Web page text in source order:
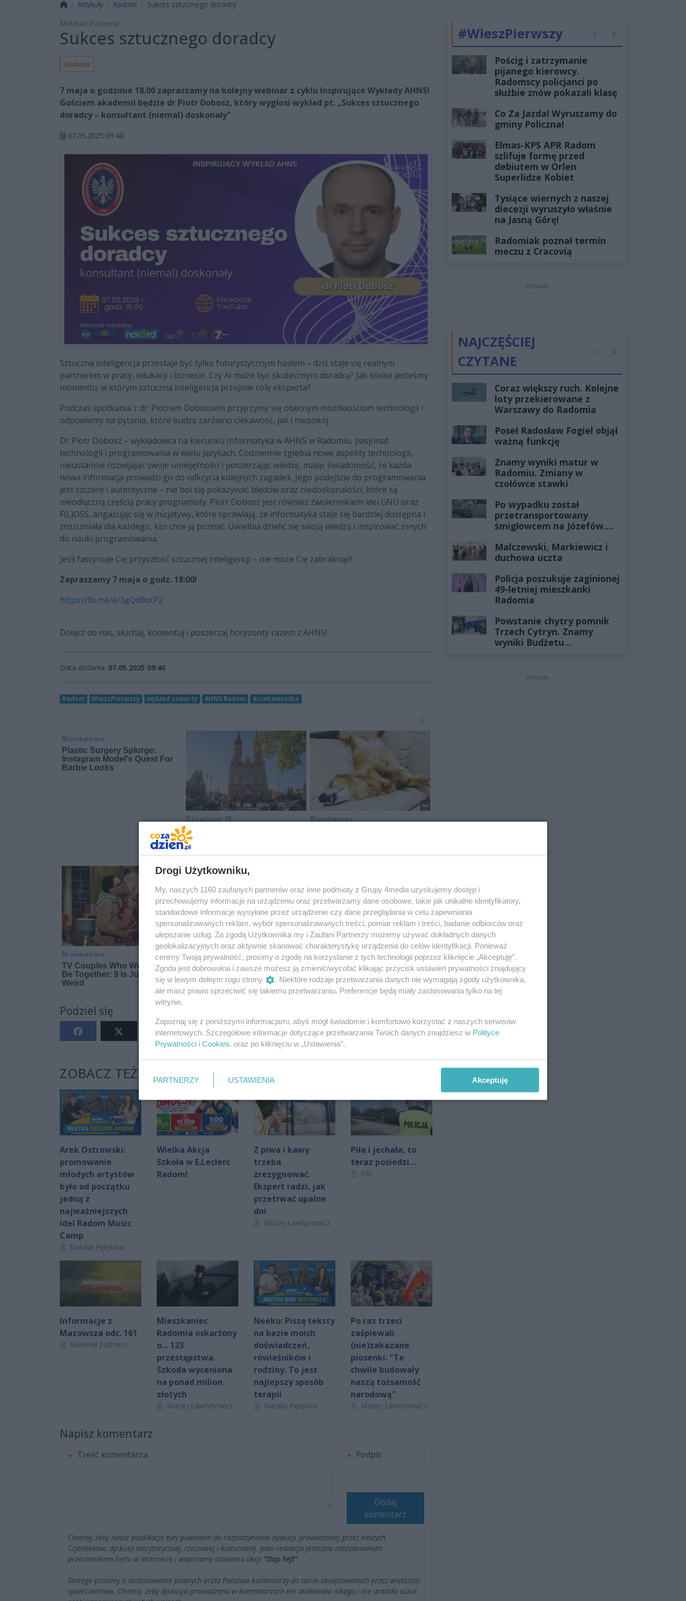
Strona główna
Artykuły Radom
Sukces sztucznego doradcy
Materiał Partnera
Sukces sztucznego doradcy
Radom
7 maja o godzinie 18.00 zapraszamy na kolejny webinar z cyklu Inspirujące Wykłady AHNS!
Gościem akademii będzie dr Piotr Dobosz, który wygłosi wykład pt. „Sukces sztucznego
doradcy – konsultant (niemal) doskonały”
07.05.2025 09:40
Sztuczna inteligencja przestaje być tylko futurystycznym hasłem – dziś staje się realnym
partnerem w pracy, edukacji i biznesie. Czy AI może być skutecznym doradcą? Jak blisko jesteśmy
momentu, w którym sztuczna inteligencja przejmie rolę eksperta?
Podczas spotkania z dr. Piotrem Doboszem przyjrzymy się obecnym możliwościom technologii i
odpowiemy na pytania, które budzą zarówno ciekawość, jak i niepokój.
Dr Piotr Dobosz – wykładowca na kierunku Informatyka w AHNS w Radomiu, pasjonat
technologii i programowania w wielu językach. Codziennie zgłębia nowe aspekty technologii,
nieustannie rozwijając swoje umiejętności i poszerzając wiedzę, mając świadomość, że każda
nowa informacja prowadzi go do odkrycia kolejnych zagadek. Jego podejście do programowania
jest szczere i autentyczne – nie boi się pokazywać błędów oraz niedoskonałości, które są
nieodłączną częścią pracy programisty. Piotr Dobosz jest również zwolennikiem idei GNU oraz
F(L)OSS, angażując się w inicjatywy, które sprawiają, że informatyka staje się bardziej dostępna i
zrozumiała dla każdego, kto chce ją poznać. Uwielbia dzielić się swoją wiedzą i inspirować innych
do nauki programowania.
Jeśli fascynuje Cię przyszłość sztucznej inteligencji – nie może Cię zabraknąć!
Zapraszamy 7 maja o godz. 18:00!
https://fb.me/e/3gQd9otP2
Dołącz do nas, słuchaj, komentuj i poszerzaj horyzonty razem z AHNS!
Data dodania: 07.05.2025 09:40
Radom WieszPierwszy wykład otwarty AHNS Radom #ciekawostka
Podziel się
0 0
ZOBACZ TEŻ:
Arek Ostrowski:
promowanie
młodych artystów
było od początku
jedną z
najważniejszych
idei Radom Music
Camp
Autor artykułu:
Natalia Pętelska
Wielka Akcja
Szkoła w E.Leclerc
Radom!
Z piwa i kawy
trzeba
zrezygnować.
Ekspert radzi, jak
przetrwać upalne
dni
Autor artykułu:
Maciej Ławrynowicz
Piła i jechała, to
teraz posiedzi…
Autor artykułu:
PD
Informacje z
Mazowsza odc. 161
Autor artykułu:
Materiał partnera
Mieszkaniec
Radomia oskarżony
o... 123
przestępstwa.
Szkoda wyceniona
na ponad milion
złotych
Autor artykułu:
Maciej Ławrynowicz
Neeko: Piszę teksty
na bazie moich
doświadczeń,
rówieśników i
rodziny. To jest
najlepszy sposób
terapii
Autor artykułu:
Natalia Pętelska
Po raz trzeci
zaśpiewali
(nie)zakazane
piosenki. "Te
chwile budowały
naszą tożsamość
narodową"
Autor artykułu:
Maciej Ławrynowicz
Napisz komentarz
Treść komentarza Podpis
Dodaj
komentarz
Chcemy, żeby nasze publikacje były powodem do rozpoczynania dyskusji prowadzonej przez naszych
Czytelników; dyskusji merytorycznej, rzeczowej i kulturalnej. Jako redakcja jesteśmy zdecydowanym
przeciwnikiem hejtu w Internecie i wspieramy działania akcji "Stop hejt".
Dlatego prosimy o dostosowanie pisanych przez Państwa komentarzy do norm akceptowanych przez większość
społeczeństwa. Chcemy, żeby dyskusja prowadzona w komentarzach nie atakowała nikogo i nie urażała uczuć
#WieszPierwszy PoprzednieNastępne
Pościg i zatrzymanie
pijanego kierowcy.
Radomscy policjanci po
służbie znów pokazali klasę
Co Za Jazda! Wyruszamy do
gminy Policzna!
Elmas-KPS APR Radom
szlifuje formę przed
debiutem w Orlen
Superlidze Kobiet
Tysiące wiernych z naszej
diecezji wyruszyło właśnie
na Jasną Górę!
Radomiak poznał termin
meczu z Cracovią
REKLAMA
NAJCZĘŚCIEJ
CZYTANE
PoprzednieNastępne
Coraz większy ruch. Kolejne
loty przekierowane z
Warszawy do Radomia
Poseł Radosław Fogiel objął
ważną funkcję
Znamy wyniki matur w
Radomiu. Zmiany w
czołówce stawki
Po wypadku został
przetransportowany
śmigłowcem na Józefów.
żyłach
Malczewski, Markiewicz i
duchowa uczta
Policja poszukuje zaginionej
49-letniej mieszkanki
Radomia
Powstanie chytry pomnik
Trzech Cytryn. Znamy
wyniki Budżetu
REKLAMA
Drogi Użytkowniku,
My, naszych 1160 zaufanych partnerów oraz inne podmioty z Grupy 4media uzyskujemy dostęp i
przechowujemy informacje na urządzeniu oraz przetwarzamy dane osobowe, takie jak unikalne identyfikatory,
standardowe informacje wysyłane przez urządzenie czy dane przeglądania w celu zapewniania
spersonalizowanych reklam, wybór spersonalizowanych treści, pomiar reklam i treści, badanie odbiorców oraz
ulepszanie usług. Za zgodą Użytkownika my i Zaufani Partnerzy możemy używać dokładnych danych
geolokalizacyjnych oraz aktywnie skanować charakterystykę urządzenia do celów identyfikacji. Ponieważ
cenimy Twoją prywatność, prosimy o zgodę na korzystanie z tych technologii poprzez kliknięcie „Akceptuję”.
Zgoda jest dobrowolna i zawsze możesz ją zmienić/wycofać klikając przycisk ustawień prywatności znajdujący
się w lewym dolnym rogu strony
. Niektóre rodzaje przetwarzania danych nie wymagają zgody użytkownika,
ale masz prawo sprzeciwić się takiemu przetwarzaniu. Preferencje będą miały zastosowania tylko na tej
witrynie.
Zapoznaj się z poniższymi informacjami, abyś mógł świadomie i komfortowo korzystać z naszych serwisów
internetowych. Szczegółowe informacje dotyczące przetwarzania Twoich danych znajdziesz w Polityce
Prywatności i Cookies. oraz po kliknięciu w „Ustawienia”.
PARTNERZY USTAWIENIA Akceptuję